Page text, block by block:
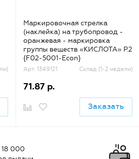
Маркировочная стрелка
(наклейка) на трубопровод -
оранжевая - маркировка
группы веществ «КИСЛОТА» Р.2
{F02-5001-Econ}
Арт. 1349121 Склад (1-2 недели)
71.87 р.
Заказать
000